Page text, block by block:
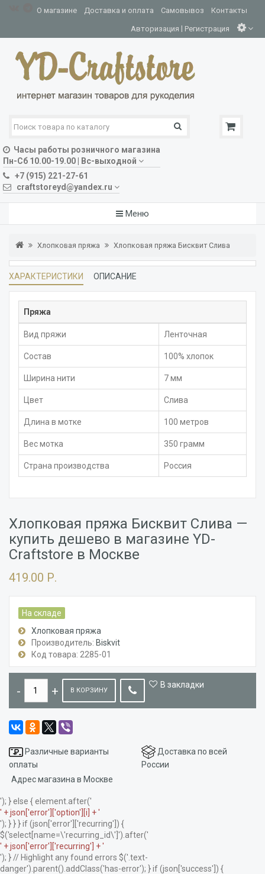
О магазине Доставка и оплата Самовывоз Контакты
Авторизация | Регистрация
Часы работы розничного магазина
Пн-Сб 10.00-19.00 | Вс-выходной
+7 (915) 221-27-61
craftstoreyd@yandex.ru
Меню
Хлопковая пряжа Хлопковая пряжа Бисквит Слива
ХАРАКТЕРИСТИКИ ОПИСАНИЕ
Пряжа
Вид пряжи Ленточная
Состав 100% хлопок
Ширина нити 7 мм
Цвет Слива
Длина в мотке 100 метров
Вес мотка 350 грамм
Страна производства Россия
Хлопковая пряжа Бисквит Слива —
купить дешево в магазине YD-
Craftstore в Москве
419.00 Р.
На складе
Хлопковая пряжа
Производитель: Biskvit
Код товара: 2285-01
В КОРЗИНУ
В закладки
Различные варианты
оплаты
Доставка по всей
России
Адрес магазина в Москве
'); } else { element.after('
' + json['error']['option'][i] + '
'); } } } if (json['error']['recurring']) {
$('select[name=\'recurring_id\']').after('
' + json['error']['recurring'] + '
'); } // Highlight any found errors $('.text-
danger').parent().addClass('has-error'); } if (json['success']) {